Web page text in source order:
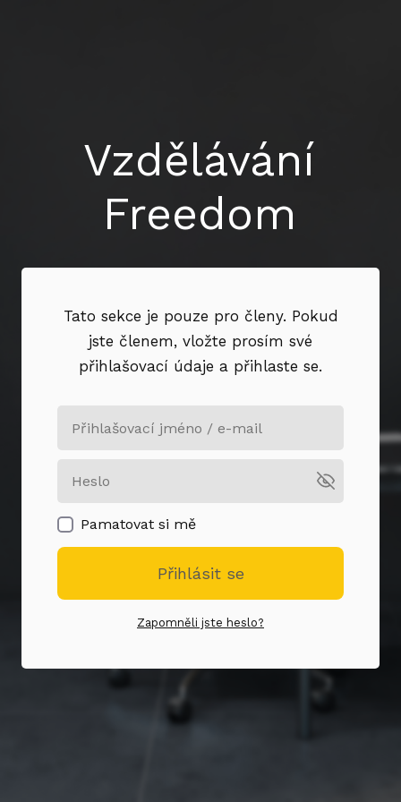
Vzdělávání
Freedom
Tato sekce je pouze pro členy. Pokud
jste členem, vložte prosím své
přihlašovací údaje a přihlaste se.
Pamatovat si mě
Přihlásit se
Zapomněli jste heslo?